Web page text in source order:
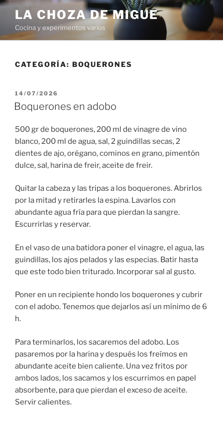
Saltar
contenido
LA CHOZA DE MIGUE
Cocina y experimentos varios
CATEGORÍA: BOQUERONES
PUBLICADO
EL
14/07/2026
Boquerones en adobo
500 gr de boquerones, 200 ml de vinagre de vino
blanco, 200 ml de agua, sal, 2 guindillas secas, 2
dientes de ajo, orégano, cominos en grano, pimentón
dulce, sal, harina de freir, aceite de freir.
Quitar la cabeza y las tripas a los boquerones. Abrirlos
por la mitad y retirarles la espina. Lavarlos con
abundante agua fría para que pierdan la sangre.
Escurrirlas y reservar.
En el vaso de una batidora poner el vinagre, el agua, las
guindillas, los ajos pelados y las especias. Batir hasta
que este todo bien triturado. Incorporar sal al gusto.
Poner en un recipiente hondo los boquerones y cubrir
con el adobo. Tenemos que dejarlos así un mínimo de 6
h.
Para terminarlos, los sacaremos del adobo. Los
pasaremos por la harina y después los freímos en
abundante aceite bien caliente. Una vez fritos por
ambos lados, los sacamos y los escurrimos en papel
absorbente, para que pierdan el exceso de aceite.
Servir calientes.